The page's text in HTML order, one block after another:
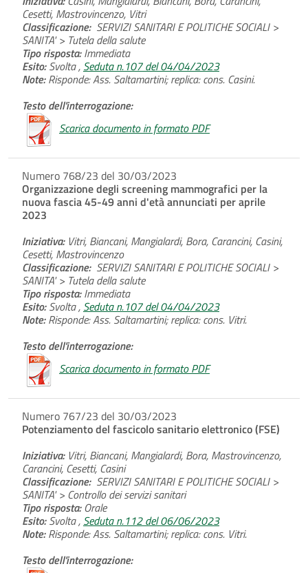
Cesetti, Mastrovincenzo, Vitri
Classificazione: SERVIZI SANITARI E POLITICHE SOCIALI >
SANITA' > Tutela della salute
Tipo risposta:Immediata
Esito:Svolta , Seduta n.107 del 04/04/2023
Note:Risponde: Ass. Saltamartini; replica: cons. Casini.
Testo dell'interrogazione:
Scarica documento in formato PDF
Numero 768/23 del 30/03/2023
Organizzazione degli screening mammografici per la
nuova fascia 45-49 anni d'età annunciati per aprile
2023
Iniziativa:Vitri, Biancani, Mangialardi, Bora, Carancini, Casini,
Cesetti, Mastrovincenzo
Classificazione: SERVIZI SANITARI E POLITICHE SOCIALI >
SANITA' > Tutela della salute
Tipo risposta:Immediata
Esito:Svolta , Seduta n.107 del 04/04/2023
Note:Risponde: Ass. Saltamartini; replica: cons. Vitri.
Testo dell'interrogazione:
Scarica documento in formato PDF
Numero 767/23 del 30/03/2023
Potenziamento del fascicolo sanitario elettronico (FSE)
Iniziativa:Vitri, Biancani, Mangialardi, Bora, Mastrovincenzo,
Carancini, Cesetti, Casini
Classificazione: SERVIZI SANITARI E POLITICHE SOCIALI >
SANITA' > Controllo dei servizi sanitari
Tipo risposta:Orale
Esito:Svolta , Seduta n.112 del 06/06/2023
Note:Risponde: Ass. Saltamartini; replica: cons. Vitri.
Testo dell'interrogazione: